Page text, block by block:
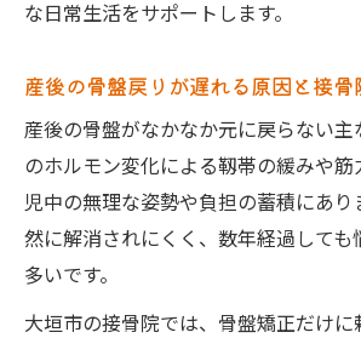
抱っこや授乳による肩・背中
忙しいママのための予約しや
用法
骨盤矯正と体幹回復が導く快適
接骨院で実感する骨盤矯正
乗効果
か
な日常生活をサポートします。
産後の骨盤戻りが遅れる原因と接骨
産後の骨盤がなかなか元に戻らない
のホルモン変化による靱帯の緩みや
児中の無理な姿勢や負担の蓄積にあり
然に解消されにくく、数年経過して
多いです。
大垣市の接骨院では、骨盤矯正だけ